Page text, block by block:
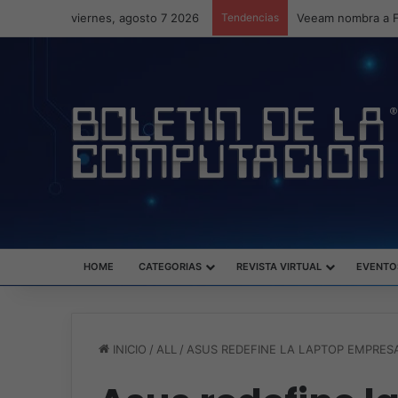
viernes, agosto 7 2026 Tendencias
HOME CATEGORIAS REVISTA VIRTUAL
INICIO / ALL / ASUS REDEFINE LA LAPTOP